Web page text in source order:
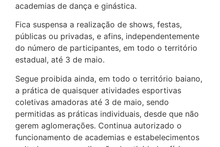
academias de dança e ginástica.
Fica suspensa a realização de shows, festas,
públicas ou privadas, e afins, independentemente
do número de participantes, em todo o território
estadual, até 3 de maio.
Segue proibida ainda, em todo o território baiano,
a prática de quaisquer atividades esportivas
coletivas amadoras até 3 de maio, sendo
permitidas as práticas individuais, desde que não
gerem aglomerações. Continua autorizado o
funcionamento de academias e estabelecimentos